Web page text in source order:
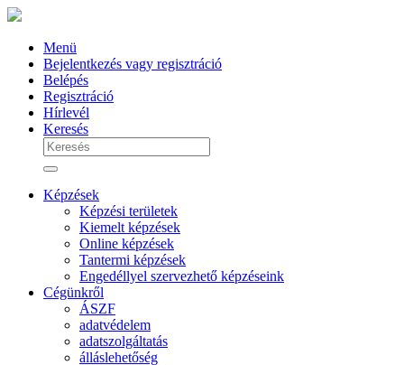
Menü
Bejelentkezés vagy regisztráció
Belépés
Regisztráció
Hírlevél
Keresés
Képzések
Képzési területek
Kiemelt képzések
Online képzések
Tantermi képzések
Engedéllyel szervezhető képzéseink
Cégünkről
ÁSZF
adatvédelem
adatszolgáltatás
álláslehetőség